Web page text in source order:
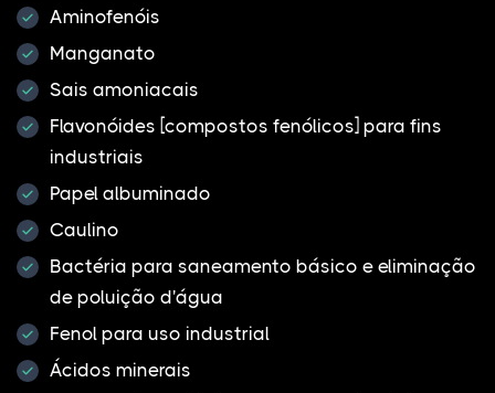
Aminofenóis
Manganato
Sais amoniacais
Flavonóides [compostos fenólicos] para fins
industriais
Papel albuminado
Caulino
Bactéria para saneamento básico e eliminação
de poluição d'água
Fenol para uso industrial
Ácidos minerais